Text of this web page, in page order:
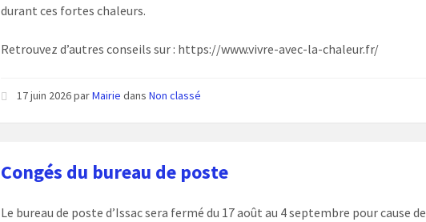
durant ces fortes chaleurs.
Retrouvez d’autres conseils sur : https://www.vivre-avec-la-chaleur.fr/
17 juin 2026parMairie dansNon classé
Congés du bureau de poste
Le bureau de poste d’Issac sera fermé du 17 août au 4 septembre pour cause de